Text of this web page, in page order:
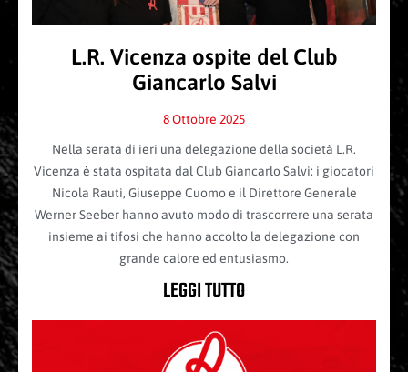
L.R. Vicenza ospite del Club
Giancarlo Salvi
8 Ottobre 2025
Nella serata di ieri una delegazione della società L.R.
Vicenza è stata ospitata dal Club Giancarlo Salvi: i giocatori
Nicola Rauti, Giuseppe Cuomo e il Direttore Generale
Werner Seeber hanno avuto modo di trascorrere una serata
insieme ai tifosi che hanno accolto la delegazione con
grande calore ed entusiasmo.
LEGGI TUTTO